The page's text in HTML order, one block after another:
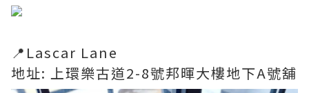
📍Lascar Lane
地址: 上環樂古道2-8號邦暉大樓地下A號舖